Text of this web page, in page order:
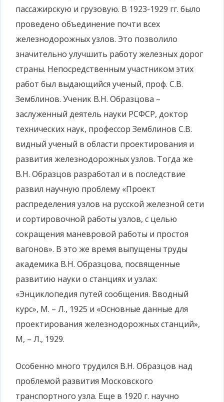
пассажирскую и грузовую. В 1923-1929 гг. было
проведено объединение почти всех
железнодорожных узлов. Это позволило
значительно улучшить работу железных дорог
страны. Непосредственным участником этих
работ был выдающийся ученый, проф. С.В.
Земблинов. Ученик В.Н. Образцова –
заслуженный деятель науки РСФСР, доктор
технических наук, профессор Земблинов С.В.
видный ученый в области проектирования и
развития железнодорожных узлов. Тогда же
В.Н. Образцов разработал и в последствие
развил научную проблему «Проект
распределения узлов на русской железной сети
и сортировочной работы узлов, с целью
сокращения маневровой работы и простоя
вагонов». В это же время выпущены труды
академика В.Н. Образцова, посвященные
развитию науки о станциях и узлах:
«Энциклопедия путей сообщения. Вводный
курс», М. – Л., 1925 и «Основные данные для
проектирования железнодорожных станций»,
М, – Л., 1929.
Особенно много трудился В.Н. Образцов над
проблемой развития Московского
транспортного узла. Еще в 1920 г. научно